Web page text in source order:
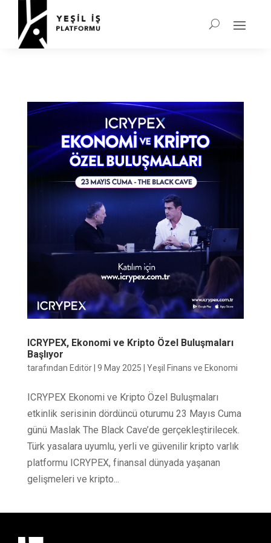
ICRYPEX, Ekonomi ve Kripto Özel Buluşmaları
Başlıyor
tarafından Editör| 9 May 2025 Yeşil Finans ve Ekonomi
ICRYPEX Ekonomi ve Kripto Özel Buluşmaları
etkinlik serisinin dördüncü oturumu 23 Mayıs Cuma
günü Maslak The Black Cave’de gerçekleştirilecek.
Türk yasalara uyumlu, yerli ve güvenilir kripto varlık
platformu ICRYPEX, finansal dünyada yaşanan
gelişmeleri ve kripto...